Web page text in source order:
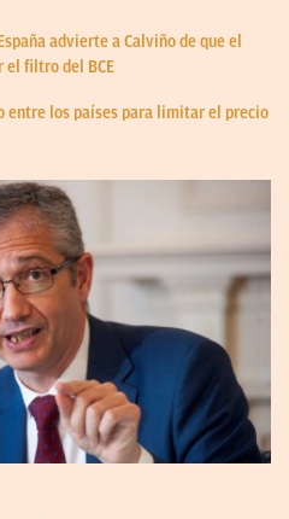
advierte a Calviño de que el
el filtro del BCE
entre los países para limitar el precio